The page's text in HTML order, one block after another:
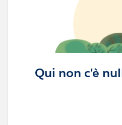
Qui non c'è